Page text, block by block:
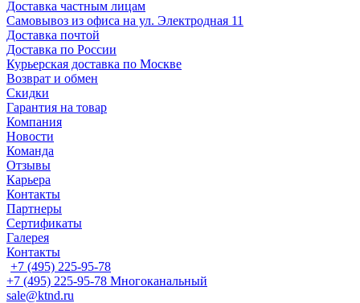
Доставка частным лицам
Самовывоз из офиса на ул. Электродная 11
Доставка почтой
Доставка по России
Курьерская доставка по Москве
Возврат и обмен
Скидки
Гарантия на товар
Компания
Новости
Команда
Отзывы
Карьера
Контакты
Партнеры
Сертификаты
Галерея
Контакты
+7 (495) 225-95-78
+7 (495) 225-95-78 Многоканальный
sale@ktnd.ru